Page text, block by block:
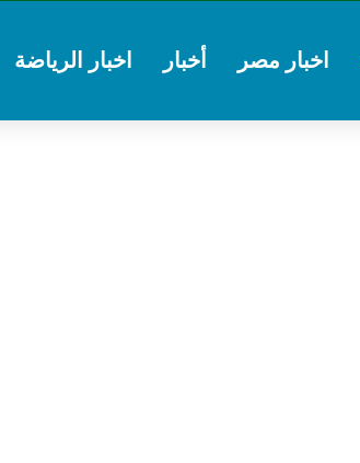
اخبار مصر أخبار اخبار الرياضة